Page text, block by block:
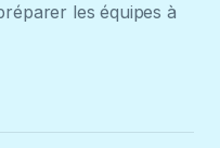
les équipes à